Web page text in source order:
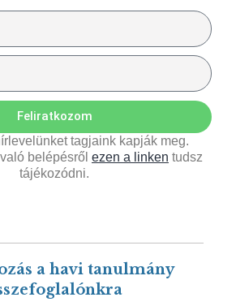
Feliratkozom
tagjaink kapják meg.
belépésről ezen a linken tudsz
tájékozódni.
a havi tanulmány